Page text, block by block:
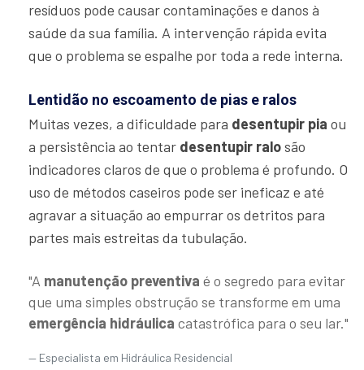
resíduos pode causar contaminações e danos à
saúde da sua família. A intervenção rápida evita
que o problema se espalhe por toda a rede interna.
Lentidão no escoamento de pias e ralos
Muitas vezes, a dificuldade para desentupir pia ou
a persistência ao tentar desentupir ralosão
indicadores claros de que o problema é profundo. O
uso de métodos caseiros pode ser ineficaz e até
agravar a situação ao empurrar os detritos para
partes mais estreitas da tubulação.
"A manutenção preventiva é o segredo para evitar
que uma simples obstrução se transforme em uma
emergência hidráulica catastrófica para o seu lar."
Especialista em Hidráulica Residencial